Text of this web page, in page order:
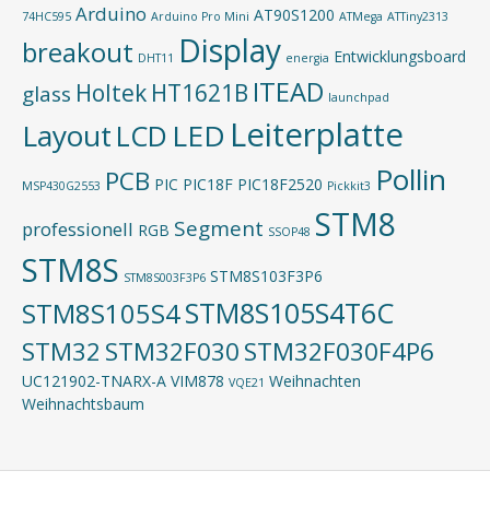
74HC595 Arduino Arduino Pro Mini AT90S1200 ATMega ATTiny2313
breakout DHT11 Display energia Entwicklungsboard
glass Holtek HT1621B ITEAD launchpad
Layout LCD LED Leiterplatte
MSP430G2553 PCB PIC PIC18F PIC18F2520 Pickkit3 Pollin
professionell RGB Segment SSOP48 STM8
STM8S STM8S003F3P6 STM8S103F3P6
STM8S105S4STM8S105S4T6C
STM32 STM32F030STM32F030F4P6
UC121902-TNARX-A VIM878 VQE21 Weihnachten
Weihnachtsbaum